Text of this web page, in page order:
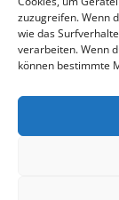
zuzugreifen. Wenn
wie das
verarbeiten. Wenn
können bestimmte
ADMIN
Anmelden
Eintrags-Feed
Datenschutz und
die Website
Weitere